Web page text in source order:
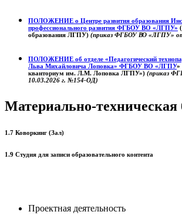
ПОЛОЖЕНИЕ о Центре развития образования
профессионального развития ФГБОУ ВО «ЛГПУ»
образования ЛГПУ) (приказ ФГБОУ ВО «ЛГПУ»
ПОЛОЖЕНИЕ об отделе «Педагогический
Льва Михайловича Лоповка» ФГБОУ ВО «ЛГПУ»
кванториум им. Л.М. Лоповка ЛГПУ») (приказ
10.03.2026 г. №154-ОД)
Материально-техническая
1.7 Коворкинг (Зал)
1.9 Студия для записи образовательного контента
Проектная деятельность